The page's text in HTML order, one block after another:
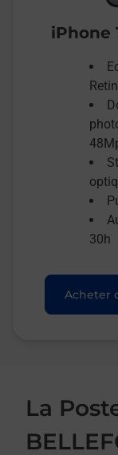
iPhone
30h
Acheter
La